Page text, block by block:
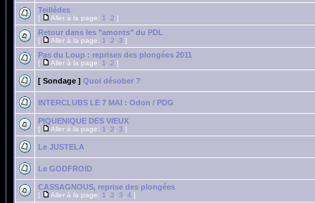
Teillèdes
[ Aller à la page: 1 2 ]
Retour dans les "amonts" du PDL
[ Aller à la page: 1 2 3 ]
Pas du Loup : reprises des plongées 2011
[ Aller à la page: 1 2 ]
[ Sondage ] Quoi désober ?
INTERCLUBS LE 7 MAI : Odon / PDG
PIQUENIQUE DES VIEUX
[ Aller à la page: 1 2 3 ]
Le JUSTELA
Le GODFROID
CASSAGNOUS, reprise des plongées
[ Aller à la page: 1 2 3 4 ]